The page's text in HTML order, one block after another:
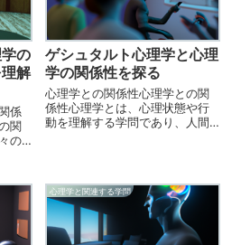
の
解
係
関
の
る
解
ま
ゲシュタルト心理学と心理
学の関係性を探る
心理学との関係性心理学との関
係性心理学とは、心理状態や行
動を理解する学問であり、人間
野があります。心理学との関係
性は、その分野に...
心理学と関連する学問